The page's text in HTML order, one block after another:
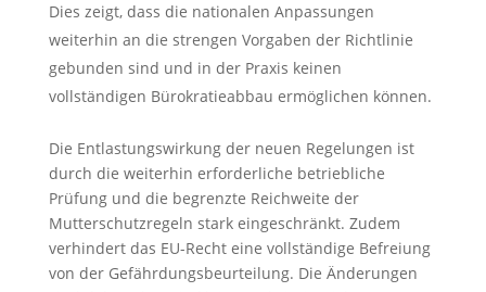
Dies zeigt, dass die nationalen Anpassungen
weiterhin an die strengen Vorgaben der Richtlinie
gebunden sind und in der Praxis keinen
vollständigen Bürokratieabbau ermöglichen können.
Die Entlastungswirkung der neuen Regelungen ist
durch die weiterhin erforderliche betriebliche
Prüfung und die begrenzte Reichweite der
Mutterschutzregeln stark eingeschränkt. Zudem
verhindert das EU-Recht eine vollständige Befreiung
von der Gefährdungsbeurteilung. Die Änderungen